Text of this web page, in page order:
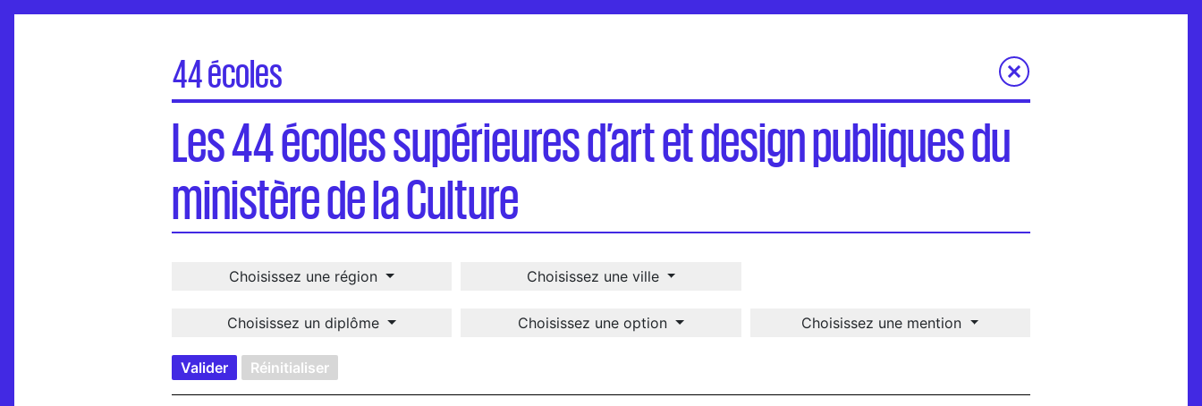
44 écoles
Carte
Visites virtuelles
Une école, un-e diplômé-e
International
Les 44 écoles supérieures d’art et design publiques du
ministère de la Culture
Choisissez une région Choisissez une ville
Choisissez un diplôme Choisissez une option Choisissez une mention
Valider Réinitialiser